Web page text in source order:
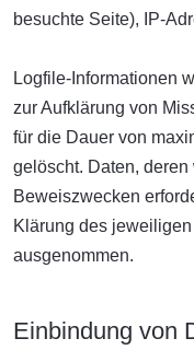
besuchte Seite), IP-
Logfile-Informationen
zur Aufklärung von
für die Dauer von
gelöscht. Daten,
Beweiszwecken
Klärung des
ausgenommen.
Einbindung von